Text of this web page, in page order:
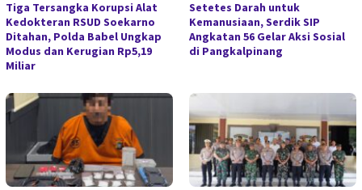
Tiga Tersangka Korupsi Alat
Kedokteran RSUD Soekarno
Ditahan, Polda Babel Ungkap
Modus dan Kerugian Rp5,19
Miliar
Setetes Darah untuk
Kemanusiaan, Serdik SIP
Angkatan 56 Gelar Aksi Sosial
di Pangkalpinang